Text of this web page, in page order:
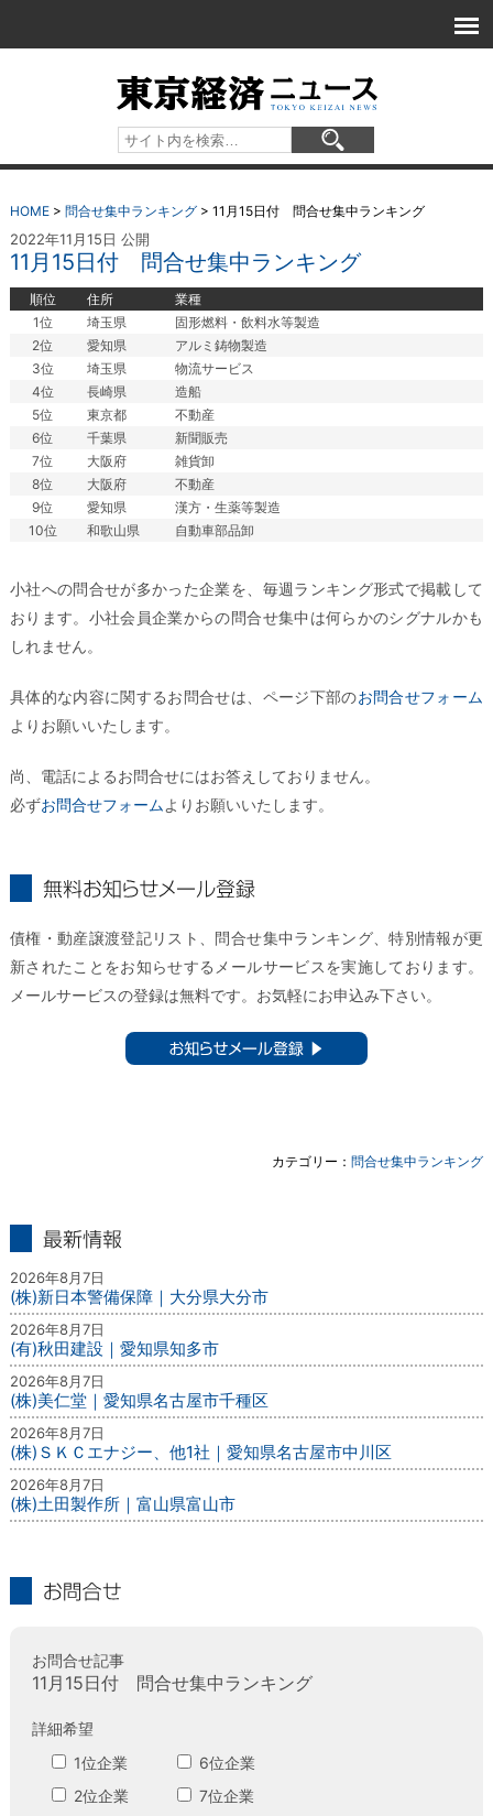
HOME> 問合せ集中ランキング> 11月15日付 問合せ集中ランキング
2022年11月15日 公開
11月15日付 問合せ集中ランキング
順位 住所
業種
1位
埼玉県
固形燃料・飲料水等製造
2位
愛知県
アルミ鋳物製造
3位
埼玉県
物流サービス
4位
長崎県
造船
5位
東京都
不動産
6位
千葉県
新聞販売
7位
大阪府
雑貨卸
8位
大阪府
不動産
9位
愛知県
漢方・生薬等製造
10位
和歌山県 自動車部品卸
小社への問合せが多かった企業を、毎週ランキング形式で掲載して
おります。小社会員企業からの問合せ集中は何らかのシグナルかも
しれません。
具体的な内容に関するお問合せは、ページ下部のお問合せフォーム
よりお願いいたします。
尚、電話によるお問合せにはお答えしておりません。
必ずお問合せフォームよりお願いいたします。
債権・動産譲渡登記リスト、問合せ集中ランキング、特別情報が更
新されたことをお知らせするメールサービスを実施しております。
メールサービスの登録は無料です。お気軽にお申込み下さい。
カテゴリー：問合せ集中ランキング
2026年8月7日
(株)新日本警備保障｜大分県大分市
2026年8月7日
(有)秋田建設｜愛知県知多市
2026年8月7日
(株)美仁堂｜愛知県名古屋市千種区
2026年8月7日
(株)ＳＫＣエナジー、他1社｜愛知県名古屋市中川区
2026年8月7日
(株)土田製作所｜富山県富山市
お問合せ記事
11月15日付 問合せ集中ランキング
詳細希望
1位企業
2位企業
6位企業
7位企業